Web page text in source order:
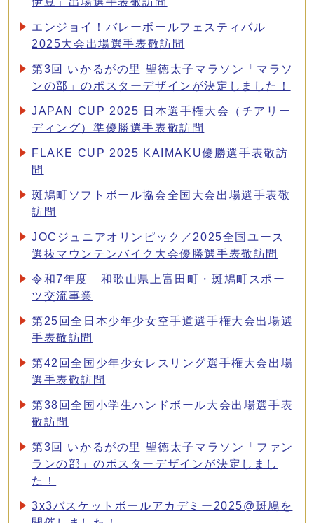
エンジョイ！バレーボールフェスティバル
2025大会出場選手表敬訪問
第3回 いかるがの里 聖徳太子マラソン「マラソ
ンの部」のポスターデザインが決定しました！
JAPAN CUP 2025 日本選手権大会（チアリー
ディング）準優勝選手表敬訪問
FLAKE CUP 2025 KAIMAKU優勝選手表敬訪
問
斑鳩町ソフトボール協会全国大会出場選手表敬
訪問
JOCジュニアオリンピック／2025全国ユース
選抜マウンテンバイク大会優勝選手表敬訪問
令和7年度 和歌山県上富田町・斑鳩町スポー
ツ交流事業
第25回全日本少年少女空手道選手権大会出場選
手表敬訪問
第42回全国少年少女レスリング選手権大会出場
選手表敬訪問
第38回全国小学生ハンドボール大会出場選手表
敬訪問
第3回 いかるがの里 聖徳太子マラソン「ファン
ランの部」のポスターデザインが決定しまし
た！
3x3バスケットボールアカデミー2025@斑鳩を